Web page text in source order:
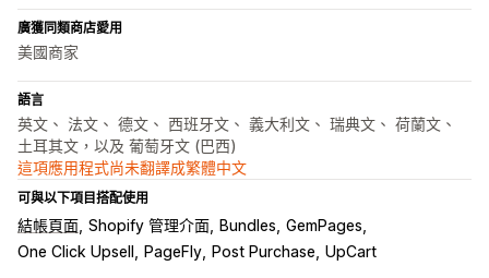
廣獲同類商店愛用
美國商家
語言
英文、 法文、 德文、 西班牙文、 義大利文、 瑞典文、 荷蘭文、
土耳其文，以及 葡萄牙文 (巴西)
這項應用程式尚未翻譯成繁體中文
可與以下項目搭配使用
結帳頁面 Shopify 管理介面 Bundles GemPages
One Click Upsell
PageFly Post Purchase UpCart